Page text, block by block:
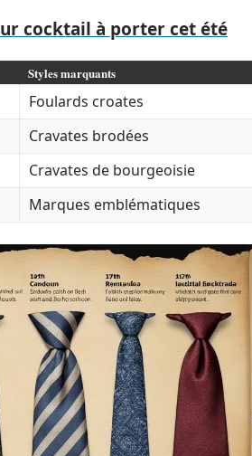
cocktail à porter cet été
Styles marquants
Foulards croates
Cravates brodées
Cravates de bourgeoisie
Marques emblématiques